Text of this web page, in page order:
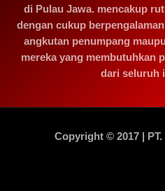
di Pulau Jawa. mencakup
dengan cukup
angkutan penumpang
mereka yang membutuhkan
dari seluruh
Copyright © 2017 |